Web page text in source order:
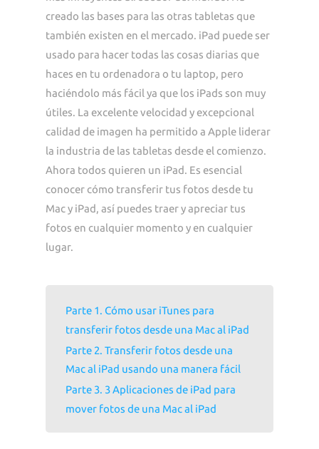
creado las bases para las otras tabletas que
también existen en el mercado. iPad puede ser
usado para hacer todas las cosas diarias que
haces en tu ordenadora o tu laptop, pero
haciéndolo más fácil ya que los iPads son muy
útiles. La excelente velocidad y excepcional
calidad de imagen ha permitido a Apple liderar
la industria de las tabletas desde el comienzo.
Ahora todos quieren un iPad. Es esencial
conocer cómo transferir tus fotos desde tu
Mac y iPad, así puedes traer y apreciar tus
fotos en cualquier momento y en cualquier
lugar.
Parte 1. Cómo usar iTunes para
transferir fotos desde una Mac al iPad
Parte 2. Transferir fotos desde una
Mac al iPad usando una manera fácil
Parte 3. 3 Aplicaciones de iPad para
mover fotos de una Mac al iPad